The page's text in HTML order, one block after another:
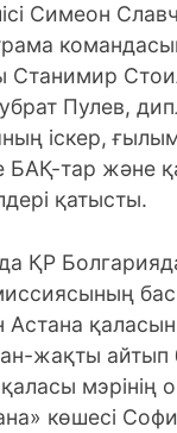
Симеон
Пулев,
іскер,
БАҚ-тар және
қатысты.
ҚР
Астана
жақты айтып
мэрінің
көшесі